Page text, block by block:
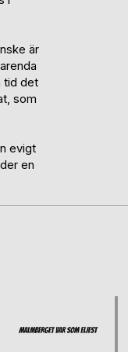
är
tid det
som
evigt
en